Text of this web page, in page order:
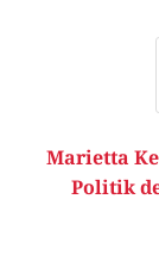
Marietta
Politik